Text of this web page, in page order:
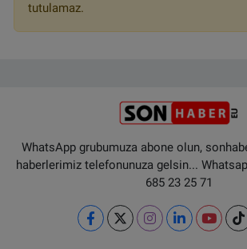
tutulamaz.
WhatsApp grubumuza abone olun,
haberlerimiz telefonunuza gelsin...
685 23 25 71